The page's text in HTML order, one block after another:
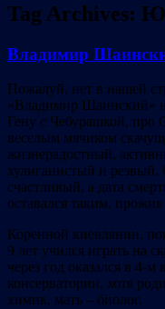
Tag Archives:
Владимир
Пожалуй, нет в нашей
«Владимир Шаинский»
Гену с Чебурашкой, про
веселым мячиком
жизнерадостный,
хулиганистый и резвый.
счастливый, а дата
оставался таким, прожив
Коренной киевлянин,
9 лет учился играть на
через год оказался в 4-
консерватории, хотя
химик, мать – биолог.